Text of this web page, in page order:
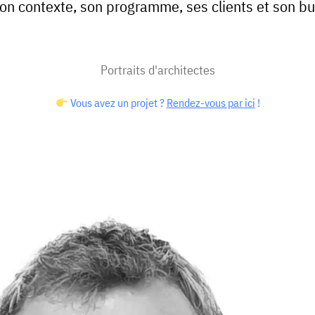
contexte, son programme, ses clients et son
Portraits d'architectes
Vous avez un projet ? Rendez-vous par ici !